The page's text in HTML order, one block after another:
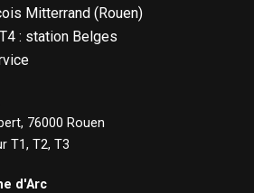
Mitterrand (Rouen)
: station Belges
76000 Rouen
T1, T2, T3
d'Arc